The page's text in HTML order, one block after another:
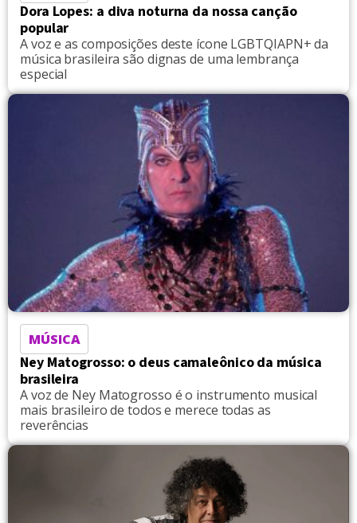
Dora Lopes: a diva noturna da nossa canção
popular
A voz e as composições deste ícone LGBTQIAPN+ da
música brasileira são dignas de uma lembrança
especial
MÚSICA
Ney Matogrosso: o deus camaleônico da música
brasileira
A voz de Ney Matogrosso é o instrumento musical
mais brasileiro de todos e merece todas as
reverências